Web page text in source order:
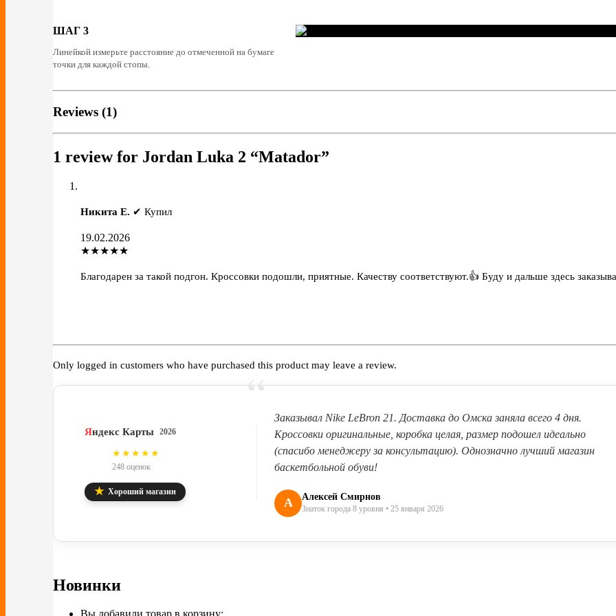
ШАГ 3
Линейкой измерьте расстояние до отмеченной на бумаге
точки для каждой стопы.
Reviews (1)
1 review for Jordan Luka 2 “Matador”
Никита Е. ✔ Купил
19.02.2026
★★★★★
Благодарен за такой подгон. Кроссовки подошли, приятные. Качеству соответствуют.👍 Буду и дальше здесь
Only logged in customers who have purchased this product may leave a review.
Яндекс Карты 2026
★★★★★
248 оценок
★ Хороший магазин
“
Заказывал Nike LeBron 21. Доставка до Омска заняла всего 4 дня.
Кроссовки оригинальные, коробка целая, размер подошел идеально
(спасибо менеджеру за консультацию). Однозначно лучший магазин
баскетбольной обуви!
А Алексей Смирнов
Знаток города 8 уровня • 25 января 2026
Новинки